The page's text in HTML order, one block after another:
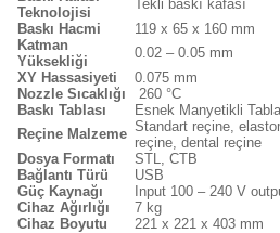
Teknolojisi
Tekli baskı kafası
Baskı Hacmi
119 x 65 x 160 mm
Katman
Yüksekliği
0.02 – 0.05 mm
XY Hassasiyeti
0.075 mm
Nozzle Sıcaklığı
260 °C
Baskı Tablası
Esnek Manyetikli
Reçine Malzeme Standart reçine,
reçine, dental reçine
Dosya Formatı
STL, CTB
Bağlantı Türü
USB
Güç Kaynağı
Input 100 – 240 V
Cihaz Ağırlığı
7 kg
Cihaz Boyutu
221 x 221 x 403 mm